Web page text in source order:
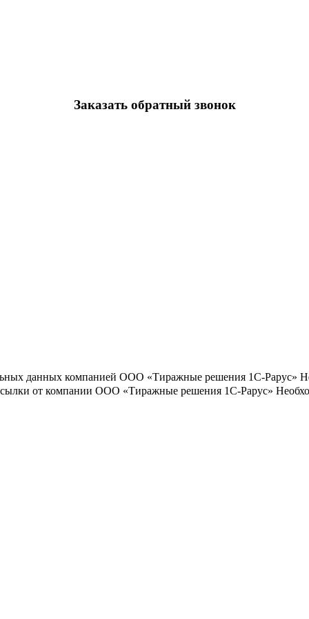
Заказать обратный звонок
данных компанией ООО «Тиражные решения 1С-Рарус»
от компании ООО «Тиражные решения 1С-Рарус»